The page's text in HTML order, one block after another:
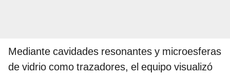
Mediante cavidades resonantes y microesferas
de vidrio como trazadores, el equipo visualizó